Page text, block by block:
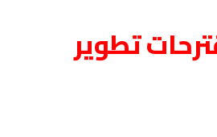
تطوير